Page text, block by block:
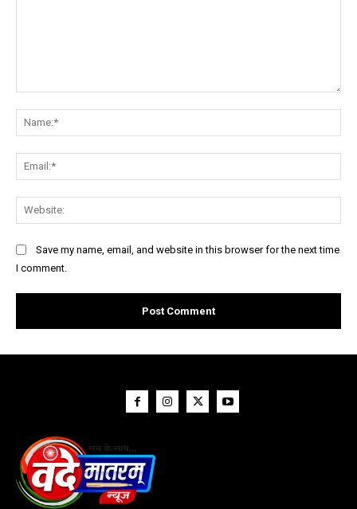
Save my name, email, and website in this browser for the next time
I comment.